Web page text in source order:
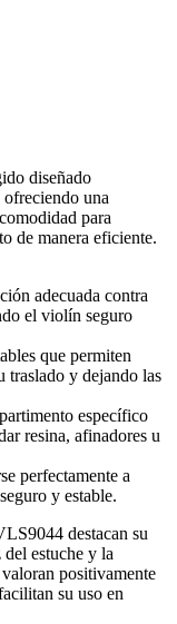
diseñado
ofreciendo una
para
de manera eficiente.
adecuada contra
el violín seguro
que permiten
traslado y dejando las
específico
resina, afinadores u
perfectamente a
y estable.
destacan su
estuche y la
positivamente
su uso en